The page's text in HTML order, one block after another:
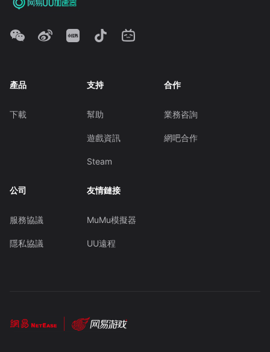
產品
下載
支持
幫助
遊戲資訊
Steam
合作
業務咨詢
網吧合作
公司
服務協議
隱私協議
友情鏈接
MuMu模擬器
UU遠程